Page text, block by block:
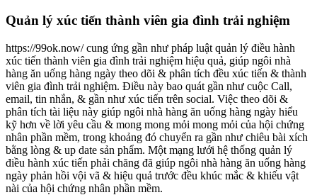
Quản lý xúc tiến thành viên gia đình trải nghiệm
https://99ok.now/ cung ứng gần như pháp luật quản lý điều hành
xúc tiến thành viên gia đình trải nghiệm hiệu quả, giúp ngôi nhà
hàng ăn uống hàng ngày theo dõi & phân tích đều xúc tiến & thành
viên gia đình trải nghiệm. Điều này bao quát gần như cuộc Call,
email, tin nhắn, & gần như xúc tiến trên social. Việc theo dõi &
phân tích tài liệu này giúp ngôi nhà hàng ăn uống hàng ngày hiểu
kỹ hơn về lời yêu cầu & mong mong mỏi mong mỏi của hội chứng
nhân phần mềm, trong khoảng đó chuyển ra gần như chiêu bài xích
bằng lòng & up date sản phẩm. Một mạng lưới hệ thống quản lý
điều hành xúc tiến phải chăng đã giúp ngôi nhà hàng ăn uống hàng
ngày phản hồi vội vã & hiệu quả trước đều khúc mắc & khiếu vật
nài của hội chứng nhân phần mềm.